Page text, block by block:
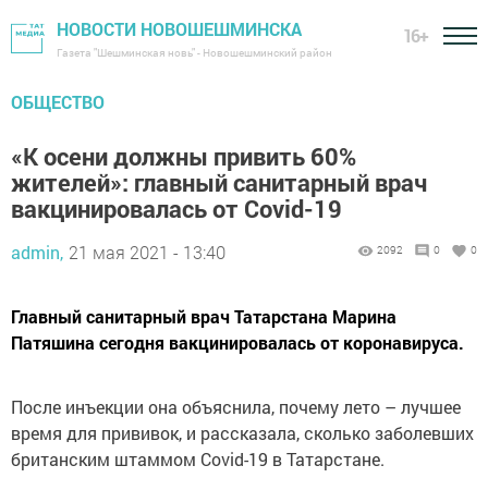
НОВОСТИ НОВОШЕШМИНСКА
Газета "Шешминская новь" - Новошешминский район
16+
ОБЩЕСТВО
«К осени должны привить 60%
жителей»: главный санитарный врач
вакцинировалась от Covid-19
admin, 21 мая 2021 - 13:40 2092 0 0
Главный санитарный врач Татарстана Марина
Патяшина сегодня вакцинировалась от коронавируса.
После инъекции она объяснила, почему лето – лучшее
время для прививок, и рассказала, сколько заболевших
британским штаммом Covid-19 в Татарстане.